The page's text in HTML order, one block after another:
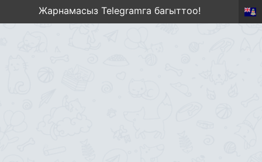
Жарнамасыз Telegramга багыттоо!